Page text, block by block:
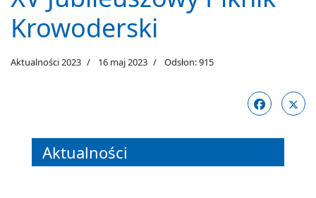
Krowoderski
Aktualności 2023 16 maj 2023 Odsłon: 915
Aktualności